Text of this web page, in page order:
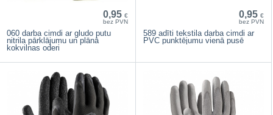
0,95 €
bez PVN
060 darba cimdi ar gludo putu
nitrila pārklājumu un plānā
kokvilnas oderi
0,95 €
bez PVN
589 adīti tekstila darba cimdi ar
PVC punktējumu vienā pusē